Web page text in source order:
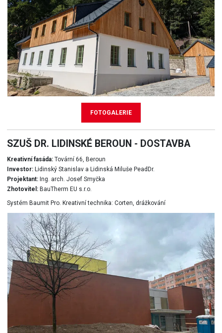
FOTOGALERIE
SZUŠ DR. LIDINSKÉ BEROUN - DOSTAVBA
Kreativní fasáda:Tovární 66, Beroun
Investor:Lidinský Stanislav a Lidinská Miluše PeadDr.
Projektant:Ing. arch. Josef Smyčka
Zhotovitel:BauTherm EU s.r.o.
Systém Baumit Pro. Kreativní technika: Corten, drážkování